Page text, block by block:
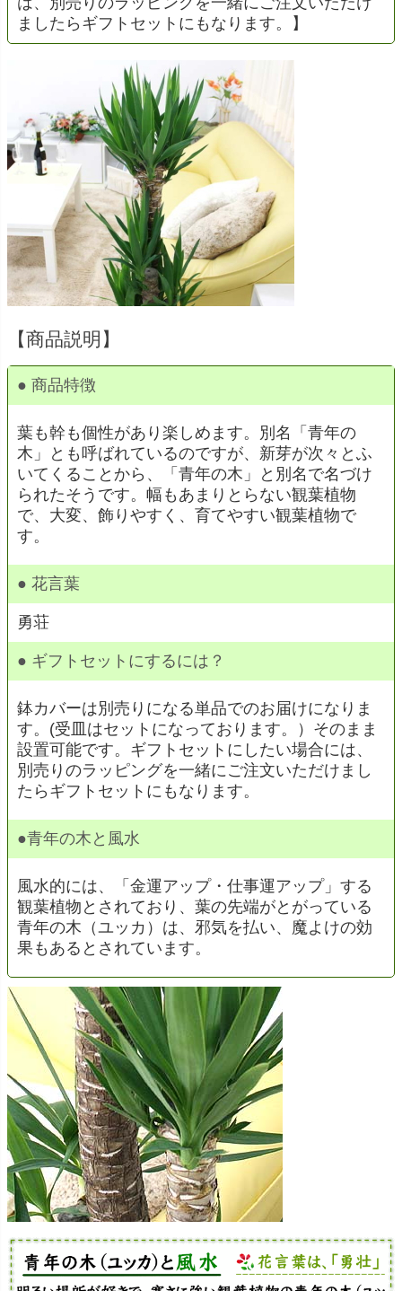
ましたらギフトセットにもなります。】
【商品説明】
● 商品特徴
葉も幹も個性があり楽しめます。別名「青年の
木」とも呼ばれているのですが、新芽が次々とふ
いてくることから、「青年の木」と別名で名づけ
られたそうです。幅もあまりとらない観葉植物
で、大変、飾りやすく、育てやすい観葉植物で
す。
● 花言葉
勇荘
● ギフトセットにするには？
鉢カバーは別売りになる単品でのお届けになりま
す。(受皿はセットになっております。）そのまま
設置可能です。ギフトセットにしたい場合には、
別売りのラッピングを一緒にご注文いただけまし
たらギフトセットにもなります。
●青年の木と風水
風水的には、「金運アップ・仕事運アップ」する
観葉植物とされており、葉の先端がとがっている
青年の木（ユッカ）は、邪気を払い、魔よけの効
果もあるとされています。